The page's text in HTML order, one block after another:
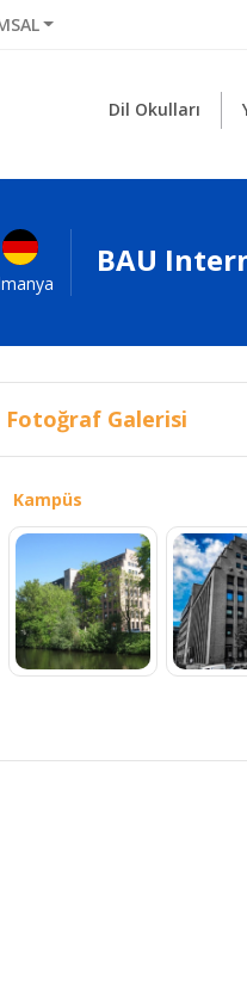
Dil Okulları
BAU
Fotoğraf Galerisi
Kampüs